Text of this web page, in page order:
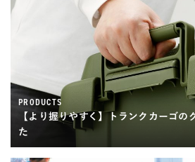
PRODUCTS
【より握りやすく】トランクカーゴの
た